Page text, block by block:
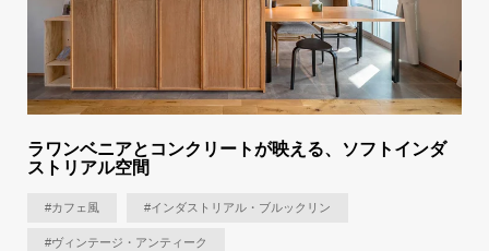
ラワンベニアとコンクリートが映える、ソフトインダ
ストリアル空間
#カフェ風 #インダストリアル・ブルックリン
#ヴィンテージ・アンティーク